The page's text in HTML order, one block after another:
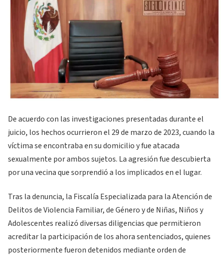
De acuerdo con las investigaciones presentadas durante el
juicio, los hechos ocurrieron el 29 de marzo de 2023, cuando la
víctima se encontraba en su domicilio y fue atacada
sexualmente por ambos sujetos. La agresión fue descubierta
por una vecina que sorprendió a los implicados en el lugar.
Tras la denuncia, la Fiscalía Especializada para la Atención de
Delitos de Violencia Familiar, de Género y de Niñas, Niños y
Adolescentes realizó diversas diligencias que permitieron
acreditar la participación de los ahora sentenciados, quienes
posteriormente fueron detenidos mediante orden de